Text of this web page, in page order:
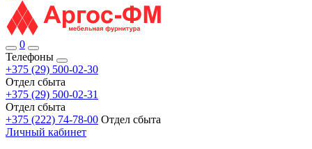
0
Телефоны
+375 (29) 500-02-30
Отдел сбыта
+375 (29) 500-02-31
Отдел сбыта
+375 (222) 74-78-00 Отдел сбыта
Личный кабинет